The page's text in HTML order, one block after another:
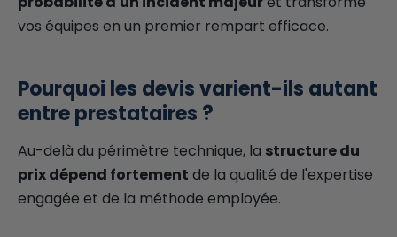
vos équipes en un premier rempart efficace.
Pourquoi les devis varient-ils autant
entre prestataires ?
Au-delà du périmètre technique, la structure du
prix dépend fortement de la qualité de l'expertise
engagée et de la méthode employée.